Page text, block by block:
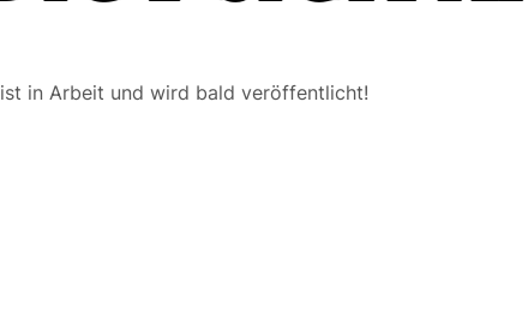
in Arbeit und wird bald veröffentlicht!